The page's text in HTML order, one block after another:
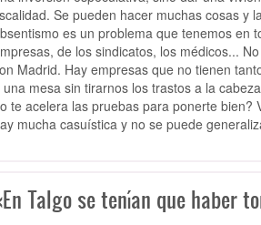
Se pueden hacer muchas cosas y
es un problema que tenemos en
de los sindicatos, los médicos...
Madrid. Hay empresas que no tienen
una mesa sin tirarnos los trastos a la
te acelera las pruebas para ponerte bien?
mucha casuística y no se puede
Talgo se tenían que haber